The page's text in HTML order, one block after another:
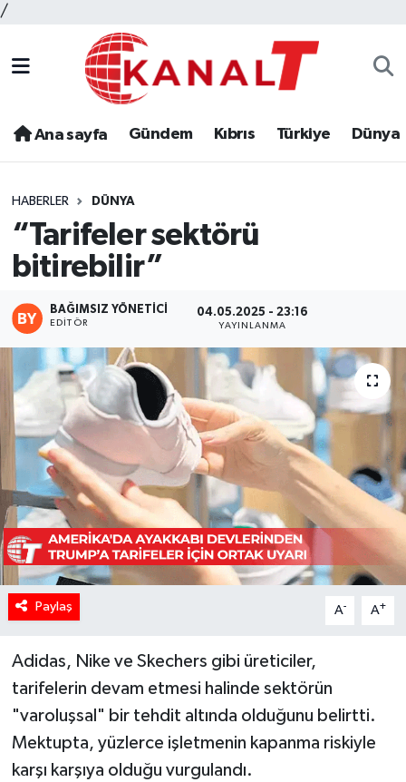
/
Ana sayfa Gündem Kıbrıs Türkiye Dünya
HABERLER DÜNYA
“Tarifeler sektörü
bitirebilir”
BAĞIMSIZ YÖNETICI
EDITÖR
04.05.2025 - 23:16
YAYINLANMA
Paylaş A- A+
Adidas, Nike ve Skechers gibi üreticiler,
tarifelerin devam etmesi halinde sektörün
"varoluşsal" bir tehdit altında olduğunu belirtti.
Mektupta, yüzlerce işletmenin kapanma riskiyle
karşı karşıya olduğu vurgulandı.